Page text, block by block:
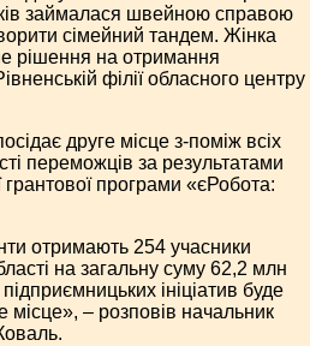
займалася швейною справою
сімейний тандем. Жінка
рішення на отримання
філії обласного центру
друге місце з-поміж всіх
переможців за результатами
грантової програми «єРобота:
отримають 254 учасники
на загальну суму 62,2 млн
ініціатив буде
– розповів начальник